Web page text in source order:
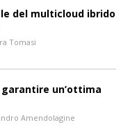
del multicloud ibrido
Tomasi
un’ottima
Amendolagine